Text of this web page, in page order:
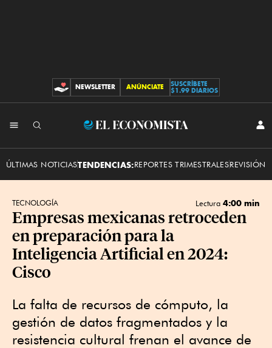
CONTRIBUCIONES
NEWSLETTER ANÚNCIATE
SUSCRÍBETE
$1.99 DIARIOS
El
ÚLTIMAS NOTICIASTENDENCIAS:REPORTES TRIMESTRALESREVISIÓN
TECNOLOGÍA Lectura 4:00 min
Empresas mexicanas retroceden
en preparación para la
Inteligencia Artificial en 2024:
Cisco
La falta de recursos de cómputo, la
gestión de datos fragmentados y la
resistencia cultural frenan el avance de